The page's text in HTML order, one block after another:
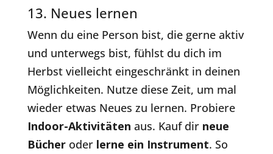
13. Neues lernen
Wenn du eine Person bist, die gerne aktiv
und unterwegs bist, fühlst du dich im
Herbst vielleicht eingeschränkt in deinen
Möglichkeiten. Nutze diese Zeit, um mal
wieder etwas Neues zu lernen. Probiere
Indoor-Aktivitäten aus. Kauf dir neue
Bücheroder lerne ein Instrument. So